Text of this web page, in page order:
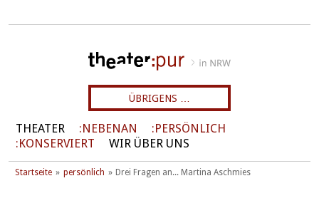
ÜBRIGENS …
THEATER NEBENAN
PERSÖNLICH
KONSERVIERT
WIR ÜBER UNS
Startseite persönlich Drei Fragen an... Martina Aschmies